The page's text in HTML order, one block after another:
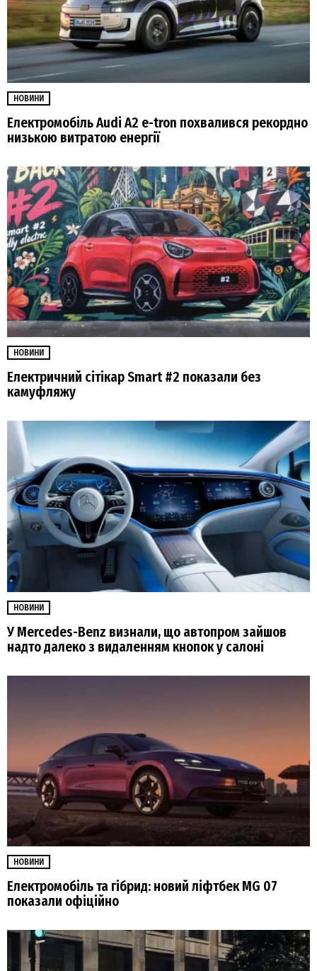
НОВИНИ
Електромобіль Audi A2 e-tron похвалився рекордно
низькою витратою енергії
НОВИНИ
Електричний сітікар Smart #2 показали без
камуфляжу
НОВИНИ
У Mercedes-Benz визнали, що автопром зайшов
надто далеко з видаленням кнопок у салоні
НОВИНИ
Електромобіль та гібрид: новий ліфтбек MG 07
показали офіційно